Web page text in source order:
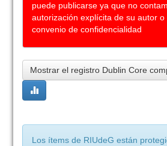
puede publicarse ya que no
autorización explícita de su autor
convenio de confidencialidad
Mostrar el registro Dublin Core
Los ítems de RIUdeG están